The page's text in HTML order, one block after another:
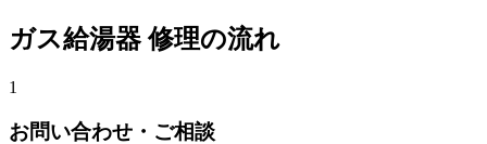
ガス給湯器 修理の流れ
1
お問い合わせ・ご相談